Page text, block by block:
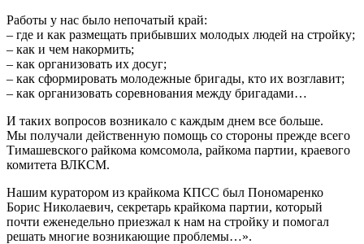
Работы у нас было непочатый край:
– где и как размещать прибывших молодых людей на стройку;
– как и чем накормить;
– как организовать их досуг;
– как сформировать молодежные бригады, кто их возглавит;
– как организовать соревнования между бригадами…
И таких вопросов возникало с каждым днем все больше.
Мы получали действенную помощь со стороны прежде всего
Тимашевского райкома комсомола, райкома партии, краевого
комитета ВЛКСМ.
Нашим куратором из крайкома КПСС был Пономаренко
Борис Николаевич, секретарь крайкома партии, который
почти еженедельно приезжал к нам на стройку и помогал
решать многие возникающие проблемы…».